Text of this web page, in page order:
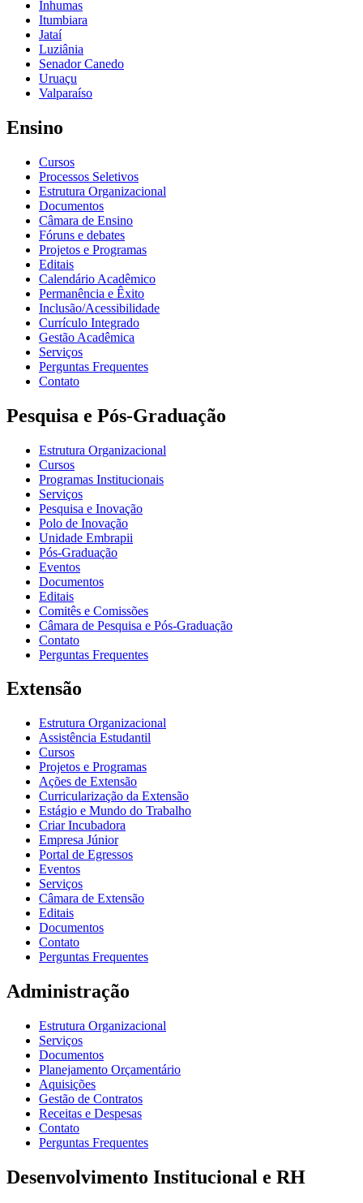
Inhumas
Itumbiara
Jataí
Luziânia
Senador Canedo
Uruaçu
Valparaíso
Ensino
Cursos
Processos Seletivos
Estrutura Organizacional
Documentos
Câmara de Ensino
Fóruns e debates
Projetos e Programas
Editais
Calendário Acadêmico
Permanência e Êxito
Inclusão/Acessibilidade
Currículo Integrado
Gestão Acadêmica
Serviços
Perguntas Frequentes
Contato
Pesquisa e Pós-Graduação
Estrutura Organizacional
Cursos
Programas Institucionais
Serviços
Pesquisa e Inovação
Polo de Inovação
Unidade Embrapii
Pós-Graduação
Eventos
Documentos
Editais
Comitês e Comissões
Câmara de Pesquisa e Pós-Graduação
Contato
Perguntas Frequentes
Extensão
Estrutura Organizacional
Assistência Estudantil
Cursos
Projetos e Programas
Ações de Extensão
Curricularização da Extensão
Estágio e Mundo do Trabalho
Criar Incubadora
Empresa Júnior
Portal de Egressos
Eventos
Serviços
Câmara de Extensão
Editais
Documentos
Contato
Perguntas Frequentes
Administração
Estrutura Organizacional
Serviços
Documentos
Planejamento Orçamentário
Aquisições
Gestão de Contratos
Receitas e Despesas
Contato
Perguntas Frequentes
Desenvolvimento Institucional e RH